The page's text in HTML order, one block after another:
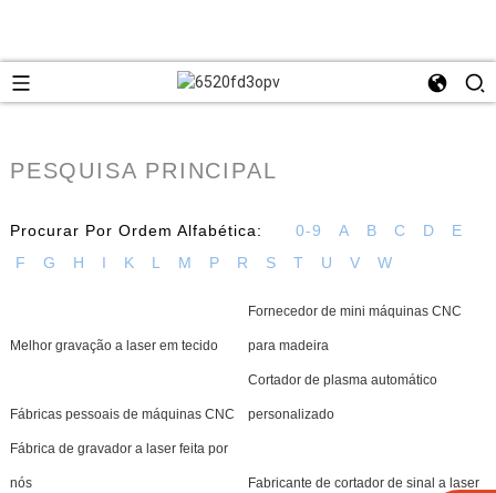
PESQUISA PRINCIPAL
Procurar Por Ordem Alfabética: 0-9 A B C D
E
F
G H I K L M P R S T U V W
Melhor gravação a laser em tecido
Fornecedor de mini máquinas CNC
para madeira
Fábricas pessoais de máquinas CNC
Cortador de plasma automático
personalizado
Fábrica de gravador a laser feita por
nós Fabricante de cortador de sinal a laser